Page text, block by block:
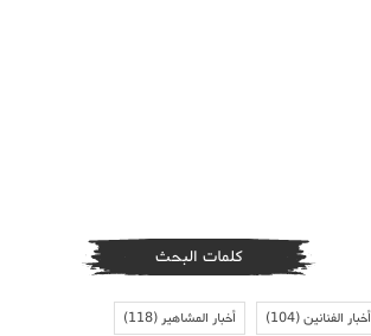
كلمات البحث
أخبار الفنانين(104) أخبار المشاهير(118)